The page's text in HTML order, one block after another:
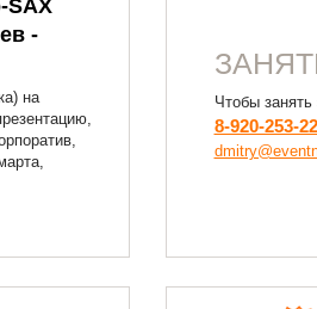
SAX
-
на
Чтобы занять
8-920-253-